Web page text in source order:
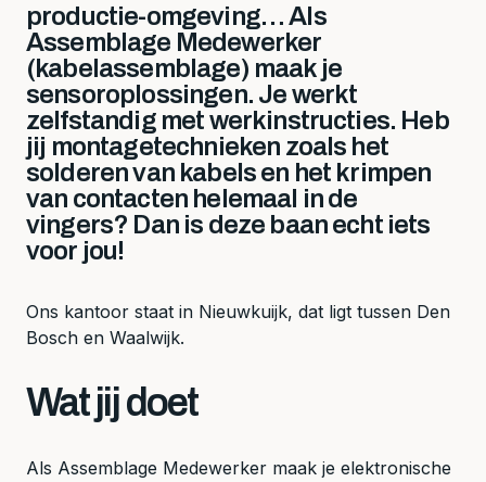
productie-omgeving… Als
Assemblage Medewerker
(kabelassemblage) maak je
sensoroplossingen. Je werkt
zelfstandig met werkinstructies. Heb
jij montagetechnieken zoals het
solderen van kabels en het krimpen
van contacten helemaal in de
vingers? Dan is deze baan echt iets
voor jou!
Ons kantoor staat in Nieuwkuijk, dat ligt tussen Den
Bosch en Waalwijk.
Wat jij doet
Als Assemblage Medewerker maak je elektronische